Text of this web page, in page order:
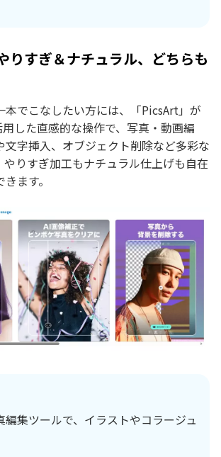
すぎ＆ナチュラル、どちらも
本でこなしたい方には、「PicsArt」が
した直感的な操作で、写真・動画編
文字挿入、オブジェクト削除など多彩な
やりすぎ加工もナチュラル仕上げも自在
ます。
編集ツールで、イラストやコラージュ